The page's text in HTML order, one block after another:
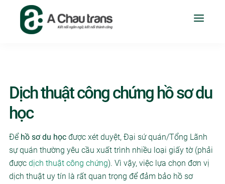
Dịch thuật công chứng hồ sơ du
học
Để hồ sơ du họcđược xét duyệt, Đại sứ quán/Tổng Lãnh
sự quán thường yêu cầu xuất trình nhiều loại giấy tờ (phải
được dịch thuật công chứng). Vì vậy, việc lựa chọn đơn vị
dịch thuật uy tín là rất quan trọng để đảm bảo hồ sơ